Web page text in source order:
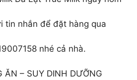
tin nhắn để đặt hàng qua
nhé cả nhà.
ĂN – SUY DINH DƯỠNG